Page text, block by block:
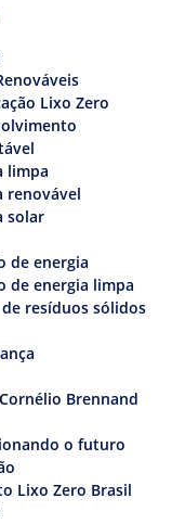
Lixo Zero
limpa
renovável
solar
de energia
de energia limpa
resíduos sólidos
Brennand
o futuro
Lixo Zero Brasil